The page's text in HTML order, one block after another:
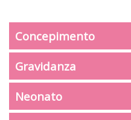
Concepimento
Gravidanza
Neonato